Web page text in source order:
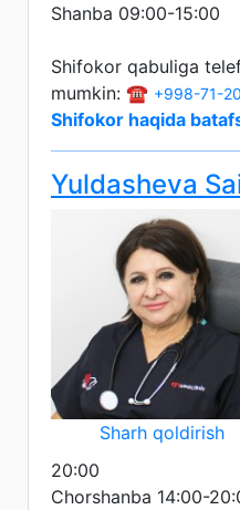
Shanba 09:00-15:00
Shifokor qabuliga
mumkin: ☎️ +998-71-
Shifokor haqida
Yuldasheva
Sharh qoldirish
20:00
Chorshanba 14:00-